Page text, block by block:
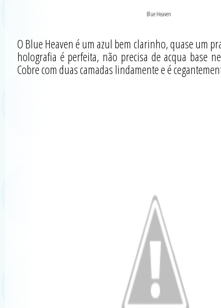
Blue Heaven
O Blue Heaven é um azul bem clarinho, quase um
holografia é perfeita, não precisa de acqua base
Cobre com duas camadas lindamente e é